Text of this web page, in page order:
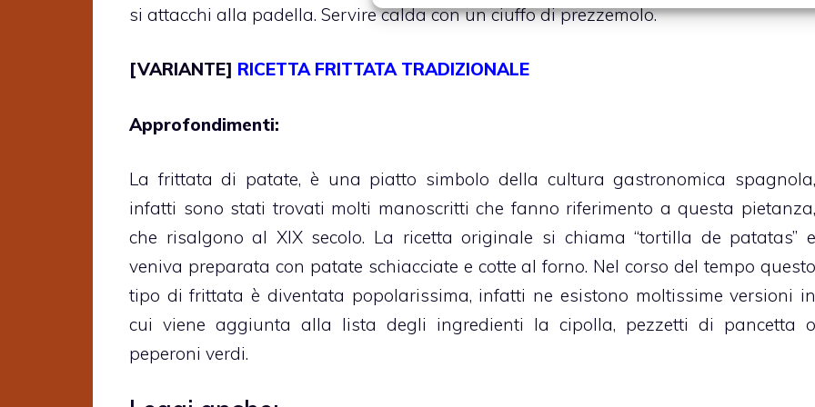
si attacchi alla padella. Servire calda con un ciuffo di prezzemolo.
[VARIANTE] RICETTA FRITTATA TRADIZIONALE
Approfondimenti:
La frittata di patate, è una piatto simbolo della cultura gastronomica spagnola,
infatti sono stati trovati molti manoscritti che fanno riferimento a questa pietanza,
che risalgono al XIX secolo. La ricetta originale si chiama “tortilla de patatas” e
veniva preparata con patate schiacciate e cotte al forno. Nel corso del tempo questo
tipo di frittata è diventata popolarissima, infatti ne esistono moltissime versioni in
cui viene aggiunta alla lista degli ingredienti la cipolla, pezzetti di pancetta o
peperoni verdi.